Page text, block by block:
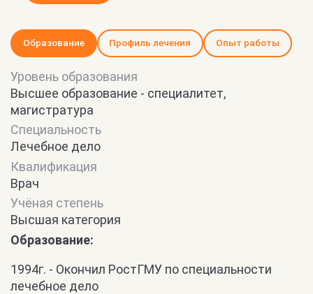
Образование Профиль лечения Опыт работы
Уровень образования
Высшее образование - специалитет,
магистратура
Специальность
Лечебное дело
Квалификация
Врач
Учёная степень
Высшая категория
Образование:
1994г. - Окончил РостГМУ по специальности
лечебное дело